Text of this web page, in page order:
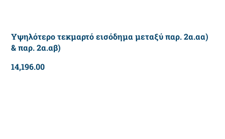
Υψηλότερο τεκμαρτό εισόδημα μεταξύ παρ. 2α.αα)
& παρ. 2α.αβ)
14,196.00